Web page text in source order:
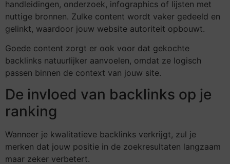
handleidingen, onderzoek, infographics of lijsten met
nuttige bronnen. Zulke content wordt vaker gedeeld en
gelinkt, waardoor jouw website autoriteit opbouwt.
Goede content zorgt er ook voor dat gekochte
backlinks natuurlijker aanvoelen, omdat ze logisch
passen binnen de context van jouw site.
De invloed van backlinks op je
ranking
Wanneer je kwalitatieve backlinks verkrijgt, zul je
merken dat jouw positie in de zoekresultaten langzaam
maar zeker verbetert.